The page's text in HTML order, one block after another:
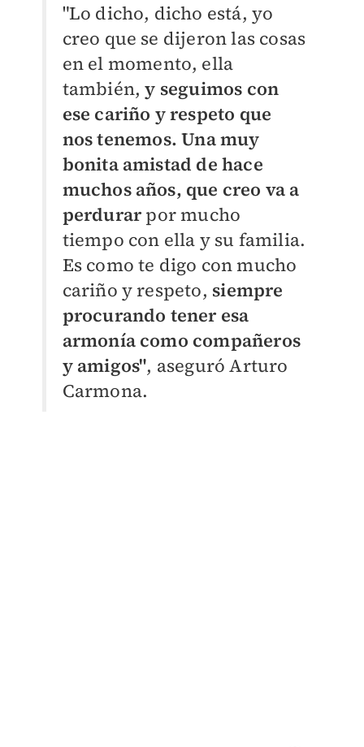
"Lo dicho, dicho está, yo
creo que se dijeron las cosas
en el momento, ella
también,y seguimos con
ese cariño y respeto que
nos tenemos. Una muy
bonita amistad de hace
muchos años, que creo va a
perdurarpor mucho
tiempo con ella y su familia.
Es como te digo con mucho
cariño y respeto, siempre
procurando tener esa
armonía como compañeros
y amigos", aseguró Arturo
Carmona.